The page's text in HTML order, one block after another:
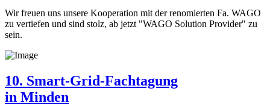
Wir freuen uns unsere Kooperation mit der renomierten Fa. WAGO
zu vertiefen und sind stolz, ab jetzt "WAGO Solution Provider" zu
sein.
10. Smart-Grid-Fachtagung
in Minden